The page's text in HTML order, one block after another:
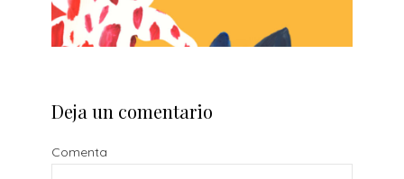
Deja un comentario
Comenta